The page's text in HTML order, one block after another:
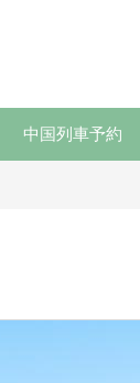
中国列車予約